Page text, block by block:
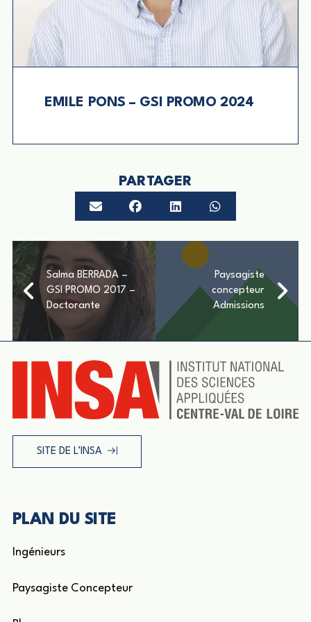
EMILE PONS – GSI PROMO 2024
PARTAGER
Salma BERRADA –
GSI PROMO 2017 –
Doctorante
Paysagiste
concepteur
Admissions
SITE DE L’INSA
PLAN DU SITE
Ingénieurs
Paysagiste Concepteur